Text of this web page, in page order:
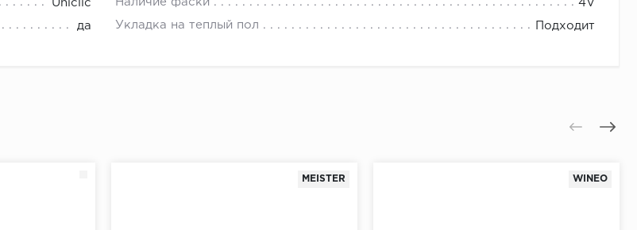
Uniclic Наличие фаски 4V
да Укладка на теплый пол Подходит
MEISTER WINEO